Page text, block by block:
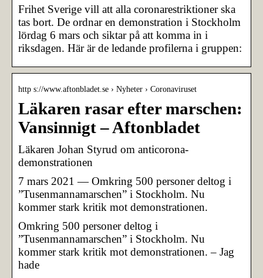
Frihet Sverige vill att alla coronarestriktioner ska
tas bort. De ordnar en demonstration i Stockholm
lördag 6 mars och siktar på att komma in i
riksdagen. Här är de ledande profilerna i gruppen:
http s://www.aftonbladet.se › Nyheter › Coronaviruset
Läkaren rasar efter marschen:
Vansinnigt – Aftonbladet
Läkaren Johan Styrud om anticorona-
demonstrationen
7 mars 2021 — Omkring 500 personer deltog i
”Tusenmannamarschen” i Stockholm. Nu
kommer stark kritik mot demonstrationen.
Omkring 500 personer deltog i
”Tusenmannamarschen” i Stockholm. Nu
kommer stark kritik mot demonstrationen. – Jag
hade